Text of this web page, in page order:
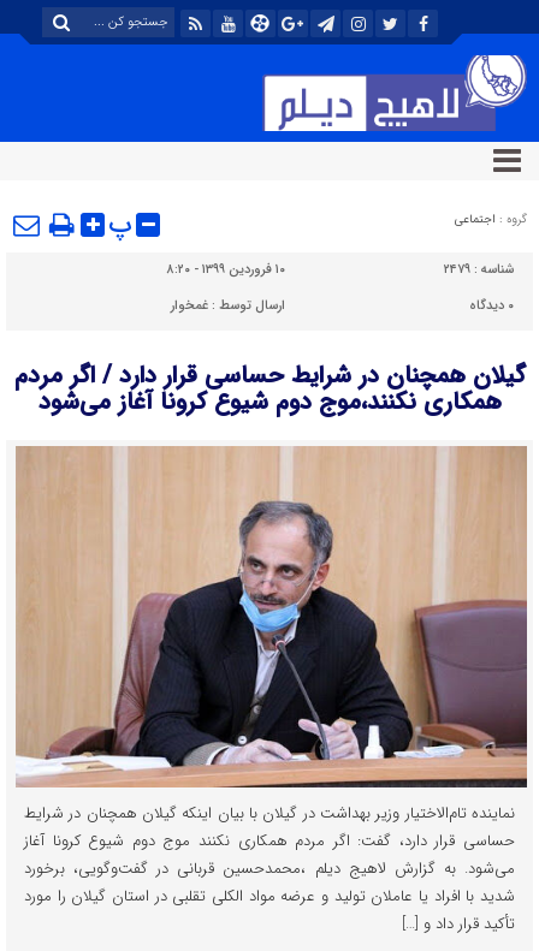
گروه : اجتماعی پ
شناسه : ۲۴۷۹
۱۰ فروردین ۱۳۹۹ - ۸:۲۰
۰ دیدگاه ارسال توسط :غمخوار
گیلان همچنان ‌در شرایط حساسی قرار دارد / اگر ‌مردم
همکاری نکنند،موج دوم شیوع کرونا آغاز می‌شود
نماینده تام‌الاختیار وزیر بهداشت در گیلان با بیان اینکه گیلان همچنان ‌در شرایط
حساسی قرار دارد، گفت: اگر ‌مردم همکاری نکنند موج دوم شیوع کرونا آغاز
می‌شود. به گزارش لاهیج دیلم ،محمدحسین قربانی در گفت‌وگویی، برخورد
شدید با افراد یا عاملان تولید و عرضه مواد الکلی تقلبی در استان گیلان را مورد
تأکید قرار داد و […]